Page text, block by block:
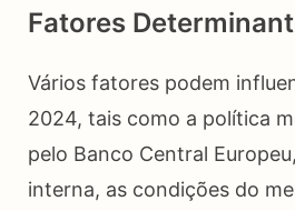
Fatores
Vários fatores podem
2024, tais como a política
pelo Banco Central
interna, as condições do